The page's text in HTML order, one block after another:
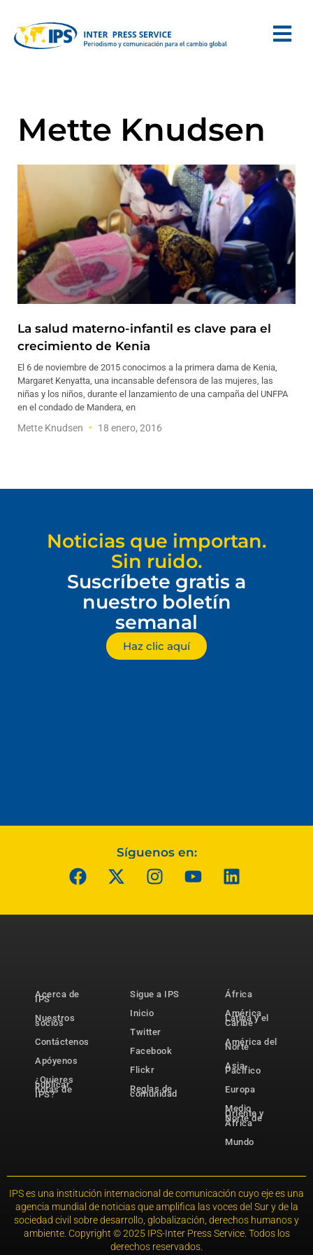
Mette Knudsen
La salud materno-infantil es clave para el
crecimiento de Kenia
El 6 de noviembre de 2015 conocimos a la primera dama de Kenia,
Margaret Kenyatta, una incansable defensora de las mujeres, las
niñas y los niños, durante el lanzamiento de una campaña del UNFPA
en el condado de Mandera, en
Mette Knudsen 18 enero, 2016
Noticias que importan.
Sin ruido.
Suscríbete gratis a
nuestro boletín
semanal
Haz clic aquí
Síguenos en:
Acerca de
IPS
Nuestros
socios
Contáctenos
Apóyenos
¿Quieres
publicar
notas de
IPS?
Sigue a IPS
Inicio
Twitter
Facebook
Flickr
Reglas de
comunidad
África
América
Latina y el
Caribe
América del
Norte
Asia-
Pacífico
Europa
Medio
Oriente y
Norte de
África
Mundo
IPS es una institución internacional de comunicación cuyo eje es una
agencia mundial de noticias que amplifica las voces del Sur y de la
sociedad civil sobre desarrollo, globalización, derechos humanos y
ambiente. Copyright © 2025 IPS-Inter Press Service. Todos los
derechos reservados.